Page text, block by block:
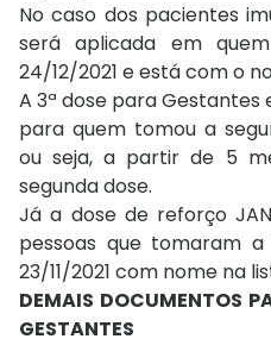
No caso dos pacientes
será aplicada em
24/12/2021 e está com o
A 3ª dose para
para quem tomou a
ou seja, a partir de 5
segunda dose.
Já a dose de reforço
pessoas que tomaram a
23/11/2021 com nome na
DEMAIS DOCUMENTOS
GESTANTES